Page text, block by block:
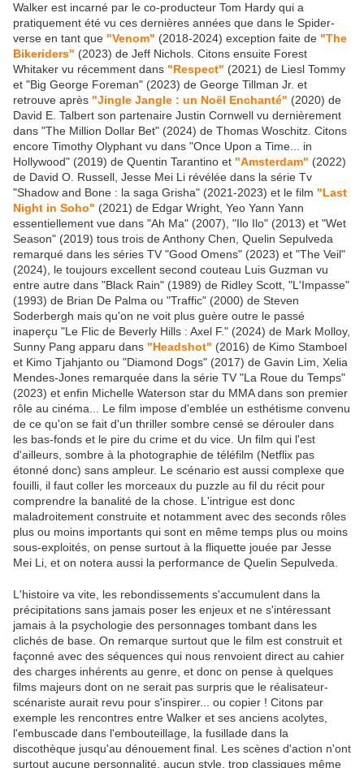
Walker est incarné par le co-producteur Tom Hardy qui a
pratiquement été vu ces dernières années que dans le Spider-
verse en tant que "Venom" (2018-2024) exception faite de "The
Bikeriders" (2023) de Jeff Nichols. Citons ensuite Forest
Whitaker vu récemment dans "Respect" (2021) de Liesl Tommy
et "Big George Foreman" (2023) de George Tillman Jr. et
retrouve après "Jingle Jangle : un Noël Enchanté" (2020) de
David E. Talbert son partenaire Justin Cornwell vu dernièrement
dans "The Million Dollar Bet" (2024) de Thomas Woschitz. Citons
encore Timothy Olyphant vu dans "Once Upon a Time... in
Hollywood" (2019) de Quentin Tarantino et "Amsterdam" (2022)
de David O. Russell, Jesse Mei Li révélée dans la série Tv
"Shadow and Bone : la saga Grisha" (2021-2023) et le film "Last
Night in Soho" (2021) de Edgar Wright, Yeo Yann Yann
essentiellement vue dans "Ah Ma" (2007), "Ilo Ilo" (2013) et "Wet
Season" (2019) tous trois de Anthony Chen, Quelin Sepulveda
remarqué dans les séries TV "Good Omens" (2023) et "The Veil"
(2024), le toujours excellent second couteau Luis Guzman vu
entre autre dans "Black Rain" (1989) de Ridley Scott, "L'Impasse"
(1993) de Brian De Palma ou "Traffic" (2000) de Steven
Soderbergh mais qu'on ne voit plus guère outre le passé
inaperçu "Le Flic de Beverly Hills : Axel F." (2024) de Mark Molloy,
Sunny Pang apparu dans "Headshot" (2016) de Kimo Stamboel
et Kimo Tjahjanto ou "Diamond Dogs" (2017) de Gavin Lim, Xelia
Mendes-Jones remarquée dans la série TV "La Roue du Temps"
(2023) et enfin Michelle Waterson star du MMA dans son premier
rôle au cinéma... Le film impose d'emblée un esthétisme convenu
de ce qu'on se fait d'un thriller sombre censé se dérouler dans
les bas-fonds et le pire du crime et du vice. Un film qui l'est
d'ailleurs, sombre à la photographie de téléfilm (Netflix pas
étonné donc) sans ampleur. Le scénario est aussi complexe que
fouilli, il faut coller les morceaux du puzzle au fil du récit pour
comprendre la banalité de la chose. L'intrigue est donc
maladroitement construite et notamment avec des seconds rôles
plus ou moins importants qui sont en même temps plus ou moins
sous-exploités, on pense surtout à la fliquette jouée par Jesse
Mei Li, et on notera aussi la performance de Quelin Sepulveda.
L'histoire va vite, les rebondissements s'accumulent dans la
précipitations sans jamais poser les enjeux et ne s'intéressant
jamais à la psychologie des personnages tombant dans les
clichés de base. On remarque surtout que le film est construit et
façonné avec des séquences qui nous renvoient direct au cahier
des charges inhérents au genre, et donc on pense à quelques
films majeurs dont on ne serait pas surpris que le réalisateur-
scénariste aurait revu pour s'inspirer... ou copier ! Citons par
exemple les rencontres entre Walker et ses anciens acolytes,
l'embuscade dans l'embouteillage, la fusillade dans la
discothèque jusqu'au dénouement final. Les scènes d'action n'ont
surtout aucune personnalité, aucun style, trop classiques même